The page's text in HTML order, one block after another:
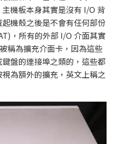
機板本身其實是沒有 I/O 背
機殼之後是不會有任何部份
，所有的外部 I/O 介面其實
稱為擴充介面卡，因為這些
盤的連接埠之類的，這些都
為額外的擴充，英文上稱之